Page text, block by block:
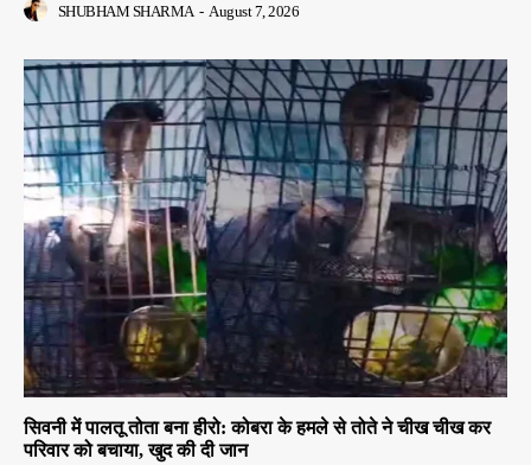
SHUBHAM SHARMA - August 7, 2026
सिवनी में पालतू तोता बना हीरो: कोबरा के हमले से तोते ने चीख चीख कर
परिवार को बचाया, खुद की दी जान